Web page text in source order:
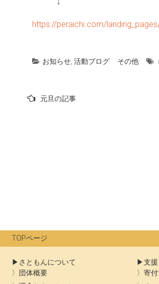
https://peraichi.com/
お知らせ 活動ブログ その他
ン
元旦の記事
TOPページ
さともんについて
団体概要
支
寄